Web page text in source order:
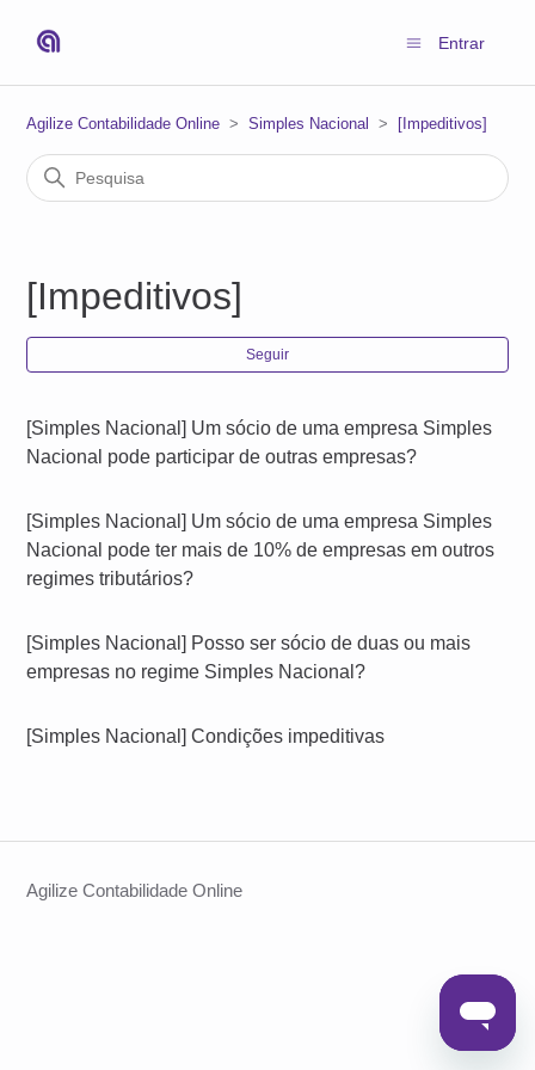
Entrar
Agilize Contabilidade Online Simples Nacional [Impeditivos]
[Impeditivos]
Seguir
[Simples Nacional] Um sócio de uma empresa Simples
Nacional pode participar de outras empresas?
[Simples Nacional] Um sócio de uma empresa Simples
Nacional pode ter mais de 10% de empresas em outros
regimes tributários?
[Simples Nacional] Posso ser sócio de duas ou mais
empresas no regime Simples Nacional?
[Simples Nacional] Condições impeditivas
Agilize Contabilidade Online